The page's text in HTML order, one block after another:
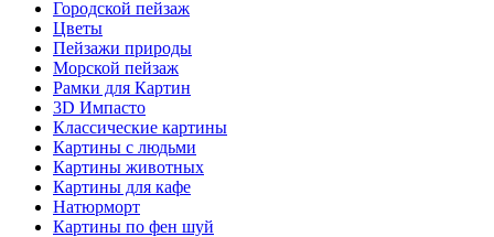
Городской пейзаж
Цветы
Пейзажи природы
Морской пейзаж
Рамки для Картин
3D Импасто
Классические картины
Картины с людьми
Картины животных
Картины для кафе
Натюрморт
Картины по фен шуй